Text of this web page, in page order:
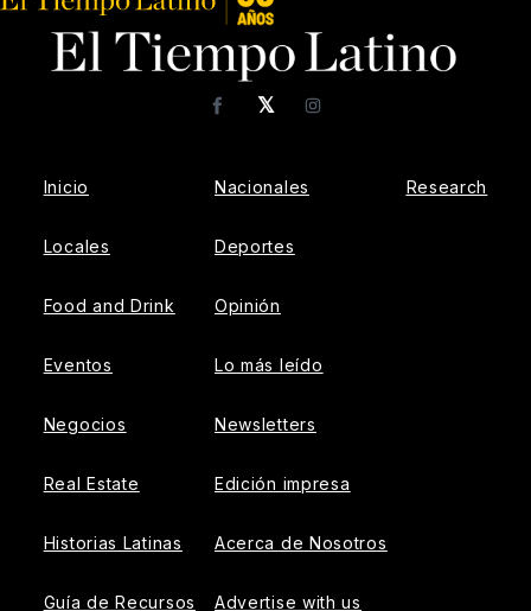
𝕏
FacebookInstagram
Inicio
Locales
Food and Drink
Eventos
Negocios
Real Estate
Historias Latinas
Guía de Recursos
Nacionales
Deportes
Opinión
Lo más leído
Newsletters
Edición impresa
Acerca de Nosotros
Advertise with us
Research